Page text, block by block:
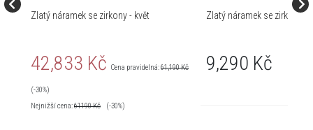
Zlatý náramek se zirkony - květ
42,833 Kč Cena pravidelná:61,190 Kč
(-30%)
Nejnižší cena:61190Kč (-30%)
Zlatý náramek se zirkony -
9,290 Kč